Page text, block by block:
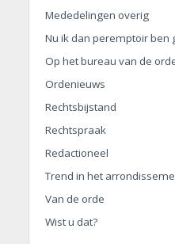
Mededelingen overig
Nu ik dan peremptoir ben
Op het bureau van de
Ordenieuws
Rechtsbijstand
Rechtspraak
Redactioneel
Trend in het
Van de orde
Wist u dat?